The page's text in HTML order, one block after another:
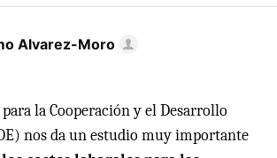
Alvarez-Moro
la Cooperación y el Desarrollo
nos da un estudio muy importante